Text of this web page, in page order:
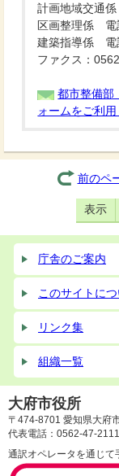
計画地域交通
区画整理係 電
建築指導係 電
ファクス：
都市整備
ォームをご利用
前のペ
表示
庁舎のご案内
このサイトに
リンク集
組織一覧
大府市役所
〒474-8701 愛知県大府
代表電話：0562-47-
通訳オペレータを通じて